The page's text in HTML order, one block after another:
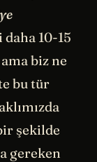
10-15
biz ne
bu tür
şekilde
gereken